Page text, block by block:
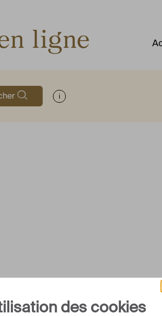
ligne
Afficher les informations d'aide
des cookies